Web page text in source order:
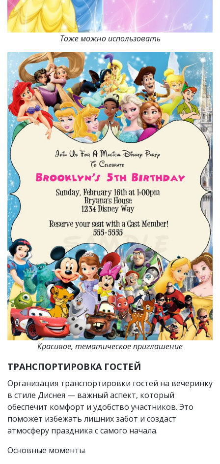
Тоже можно использовать
Красивое, тематическое приглашение
ТРАНСПОРТИРОВКА ГОСТЕЙ
Организация транспортировки гостей на вечеринку
в стиле Диснея — важный аспект, который
обеспечит комфорт и удобство участников. Это
поможет избежать лишних забот и создаст
атмосферу праздника с самого начала.
Основные моменты